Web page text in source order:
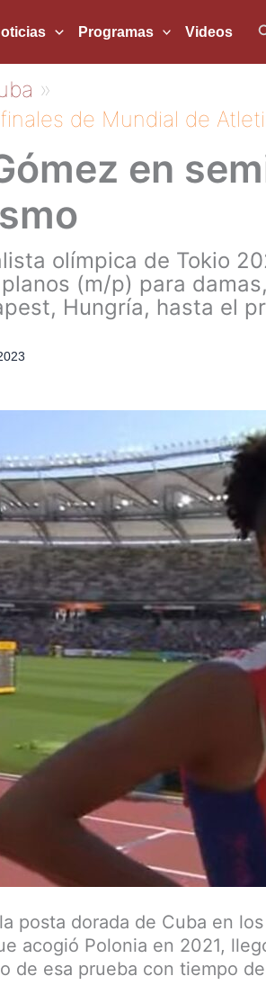
Programas Videos
de Mundial de
en
olímpica de Tokio
(m/p) para
Hungría, hasta el
posta dorada de Cuba en
acogió Polonia en 2021,
de esa prueba con tiempo